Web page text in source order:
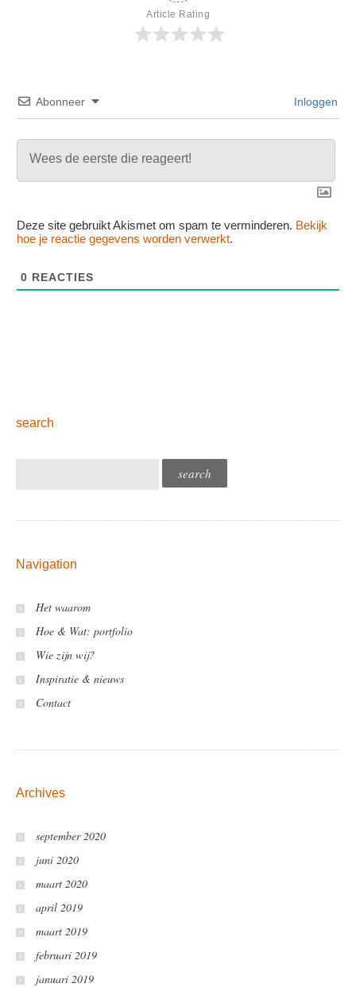
Article Rating
Abonneer Inloggen
Deze site gebruikt Akismet om spam te verminderen. Bekijk
hoe je reactie gegevens worden verwerkt.
0 REACTIES
search
Navigation
Het waarom
Hoe & Wat: portfolio
Wie zijn wij?
Inspiratie & nieuws
Contact
Archives
september 2020
juni 2020
maart 2020
april 2019
maart 2019
februari 2019
januari 2019